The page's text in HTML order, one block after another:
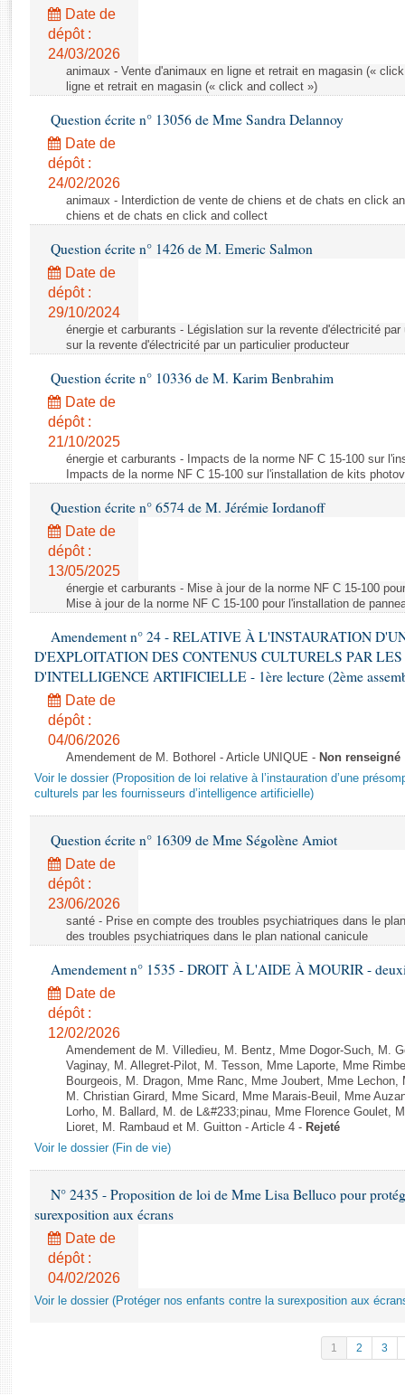
Rapports législatifs
Rapports sur l'application des lois
Baromètre de l’application des lois
Dossiers législatifs
Budget et sécurité sociale
Questions écrites et orales
Comptes rendus des débats
Date de
dépôt :
24/03/2026
animaux - Vente d'animaux en ligne et retrait en magasin («
ligne et retrait en magasin (« click and collect »)
Question écrite n° 13056 de Mme Sandra Delannoy
Date de
dépôt :
24/02/2026
animaux - Interdiction de vente de chiens et de chats en click
chiens et de chats en click and collect
Question écrite n° 1426 de M. Emeric Salmon
Date de
dépôt :
29/10/2024
énergie et carburants - Législation sur la revente d'électricité
sur la revente d'électricité par un particulier producteur
Question écrite n° 10336 de M. Karim Benbrahim
Date de
dépôt :
21/10/2025
énergie et carburants - Impacts de la norme NF C 15-100 sur
Impacts de la norme NF C 15-100 sur l'installation de kits
Question écrite n° 6574 de M. Jérémie Iordanoff
Date de
dépôt :
13/05/2025
énergie et carburants - Mise à jour de la norme NF C 15-100
Mise à jour de la norme NF C 15-100 pour l'installation de
Amendement n° 24 - RELATIVE À L'INSTAURATION
D'EXPLOITATION DES CONTENUS CULTURELS PAR LES
D'INTELLIGENCE ARTIFICIELLE - 1ère lecture (2ème
Date de
dépôt :
04/06/2026
Amendement de M. Bothorel - Article UNIQUE - Non renseigné
Voir le dossier (Proposition de loi relative à l’instauration d’une
culturels par les fournisseurs d’intelligence artificielle)
Question écrite n° 16309 de Mme Ségolène Amiot
Date de
dépôt :
23/06/2026
santé - Prise en compte des troubles psychiatriques dans le
des troubles psychiatriques dans le plan national canicule
Amendement n° 1535 - DROIT À L'AIDE À MOURIR -
Date de
dépôt :
12/02/2026
Amendement de M. Villedieu, M. Bentz, Mme Dogor-Such, M.
Vaginay, M. Allegret-Pilot, M. Tesson, Mme Laporte, Mme
Bourgeois, M. Dragon, Mme Ranc, Mme Joubert, Mme
M. Christian Girard, Mme Sicard, Mme Marais-Beuil, Mme
Lorho, M. Ballard, M. de L&#233;pinau, Mme Florence Goulet,
Lioret, M. Rambaud et M. Guitton - Article 4 - Rejeté
Voir le dossier (Fin de vie)
N° 2435 - Proposition de loi de Mme Lisa Belluco pour
surexposition aux écrans
Date de
dépôt :
04/02/2026
Voir le dossier (Protéger nos enfants contre la surexposition aux
1 2 3